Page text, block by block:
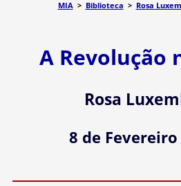
MIA> Biblioteca > Rosa
A Revolução
Rosa
8 de Fevereiro